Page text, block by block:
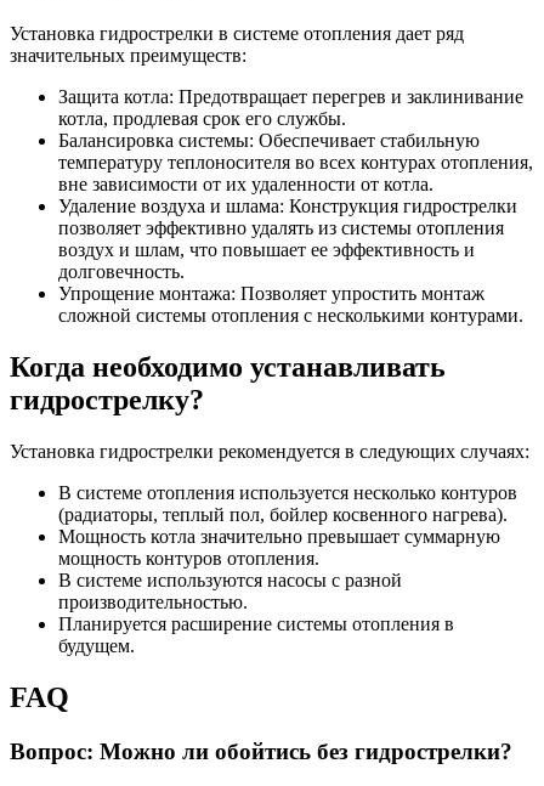
Установка гидрострелки в системе отопления дает ряд
значительных преимуществ:
Защита котла: Предотвращает перегрев и заклинивание
котла, продлевая срок его службы.
Балансировка системы: Обеспечивает стабильную
температуру теплоносителя во всех контурах отопления,
вне зависимости от их удаленности от котла.
Удаление воздуха и шлама: Конструкция гидрострелки
позволяет эффективно удалять из системы отопления
воздух и шлам, что повышает ее эффективность и
долговечность.
Упрощение монтажа: Позволяет упростить монтаж
сложной системы отопления с несколькими контурами.
Когда необходимо устанавливать
гидрострелку?
Установка гидрострелки рекомендуется в следующих случаях:
В системе отопления используется несколько контуров
(радиаторы, теплый пол, бойлер косвенного нагрева).
Мощность котла значительно превышает суммарную
мощность контуров отопления.
В системе используются насосы с разной
производительностью.
Планируется расширение системы отопления в
будущем.
FAQ
Вопрос: Можно ли обойтись без гидрострелки?